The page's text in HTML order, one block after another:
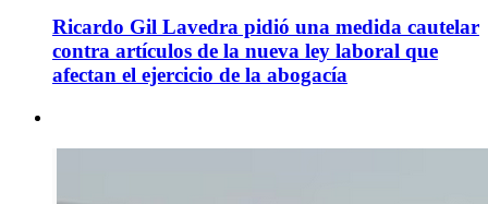
Ricardo Gil Lavedra pidió una medida cautelar
contra artículos de la nueva ley laboral que
afectan el ejercicio de la abogacía